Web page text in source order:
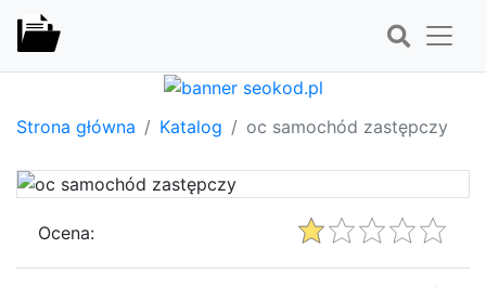
Strona główna Katalog oc samochód zastępczy
Ocena: